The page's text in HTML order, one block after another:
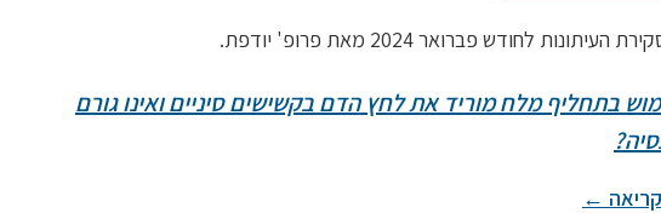
לחודש פברואר 2024 מאת פרופ' יודפת.
בתחליף מלח מוריד את לחץ הדם בקשישים סיניים ואינו גורם
←